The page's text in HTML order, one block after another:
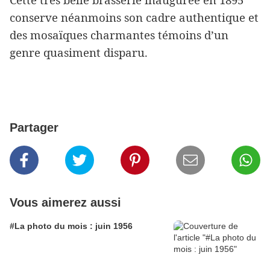
conserve néanmoins son cadre authentique et
des mosaïques charmantes témoins d’un
genre quasiment disparu.
Partager
Vous aimerez aussi
#La photo du mois : juin 1956